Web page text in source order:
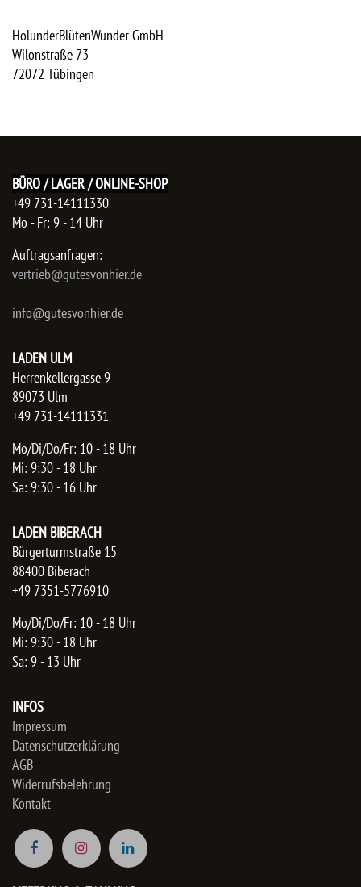
HolunderBlütenWunder GmbH
Wilonstraße 73
72072 Tübingen
BÜRO / LAGER / ONLINE-SHOP
+49 731-14111330
Mo - Fr: 9 - 14 Uhr
Auftragsanfragen:
​vertrieb@gutesvonhier.de
info@gutesvonhier.de
LADEN ULM
Herrenkellergasse 9
89073 Ulm
+49 731-14111331
Mo/Di/Do/Fr: 10 - 18 Uhr
Mi: 9:30 - 18 Uhr
Sa: 9:30 - 16 Uhr
LADEN BIBERACH
Bürgerturmstraße 15
88400 Biberach
+49 7351-5776910
Mo/Di/Do/Fr: 10 - 18 Uhr
Mi: 9:30 - 18 Uhr
Sa: 9 - 13 Uhr
INFOS
Impressum
Datenschutzerklärung
AGB
Widerrufsbelehrung
Kontakt